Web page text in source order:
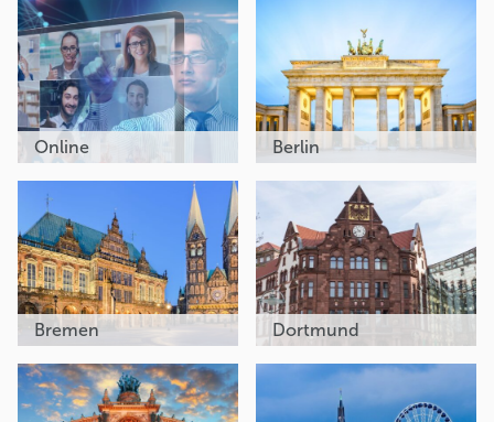
Online Berlin
Bremen Dortmund